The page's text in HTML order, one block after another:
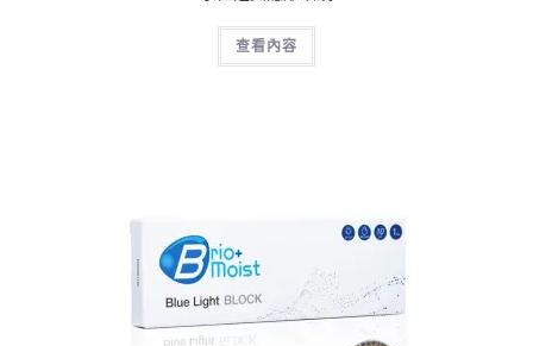
查看內容